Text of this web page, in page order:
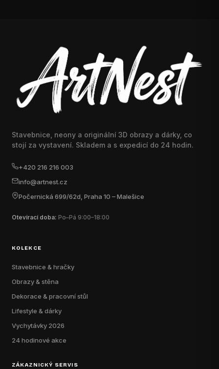
Stavebnice, neony a originální 3D obrazy a dárky, co
stojí za vystavení. Skladem a s expedicí do 24 hodin.
+420 216 216 003
info@artnest.cz
Počernická 699/62d, Praha 10 – Malešice
Otevírací doba: Po–Pá 9:00–18:00
KOLEKCE
Stavebnice & hračky
Obrazy & stěna
Dekorace & pracovní stůl
Lifestyle & dárky
Vychytávky 2026
24 hodinové akce
ZÁKAZNICKÝ SERVIS